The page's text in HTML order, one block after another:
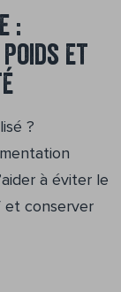
:
et
?
à éviter le
et conserver